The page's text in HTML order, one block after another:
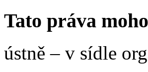
Tato práva
ústně – v sídle